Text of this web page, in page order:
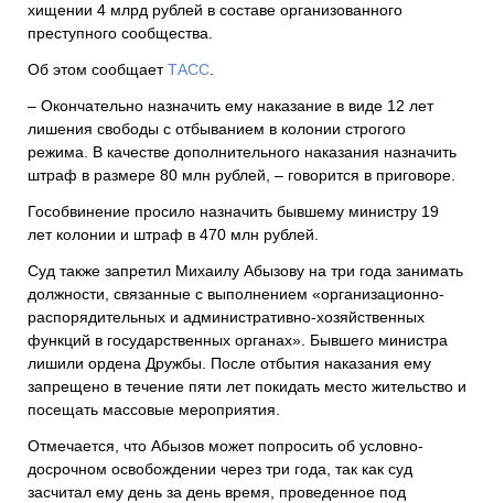
хищении 4 млрд рублей в составе организованного
преступного сообщества.
Об этом сообщаетТАСС.
– Окончательно назначить ему наказание в виде 12 лет
лишения свободы с отбыванием в колонии строгого
режима. В качестве дополнительного наказания назначить
штраф в размере 80 млн рублей, – говорится в приговоре.
Гособвинение просило назначить бывшему министру 19
лет колонии и штраф в 470 млн рублей.
Суд также запретил Михаилу Абызову на три года занимать
должности, связанные с выполнением «организационно-
распорядительных и административно-хозяйственных
функций в государственных органах». Бывшего министра
лишили ордена Дружбы. После отбытия наказания ему
запрещено в течение пяти лет покидать место жительство и
посещать массовые мероприятия.
Отмечается, что Абызов может попросить об условно-
досрочном освобождении через три года, так как суд
засчитал ему день за день время, проведенное под